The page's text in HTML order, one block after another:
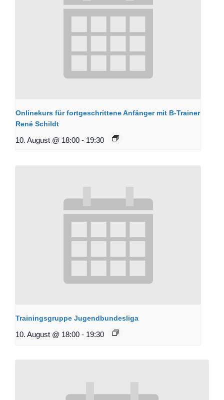
Onlinekurs für fortgeschrittene Anfänger mit B-Trainer
René Schildt
10. August @ 18:00 - 19:30
Trainingsgruppe Jugendbundesliga
10. August @ 18:00 - 19:30